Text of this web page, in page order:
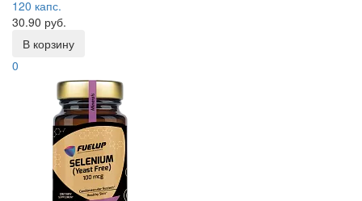
120 капс.
30.90 руб.
В корзину
0